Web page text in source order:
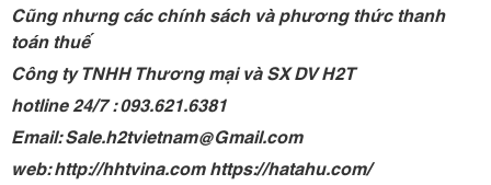
Cũng nhưng các chính sách và phương thức thanh
toán thuế
Công ty TNHH Thương mại và SX DV H2T
hotline 24/7 : 093.621.6381
Email: Sale.h2tvietnam@Gmail.com
web: http://hhtvina.com https://hatahu.com/